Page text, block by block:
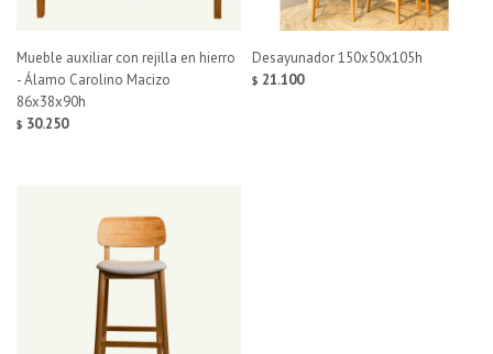
Mueble auxiliar con rejilla en hierro
- Álamo Carolino Macizo
86x38x90h
$ 30.250
Desayunador 150x50x105h
$ 21.100